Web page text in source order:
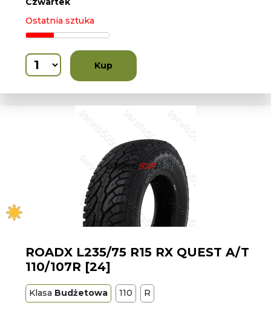
Ostatnia sztuka
Kup
ROADX L235/75 R15 RX QUEST A/T
110/107R [24]
Klasa Budżetowa 110 R